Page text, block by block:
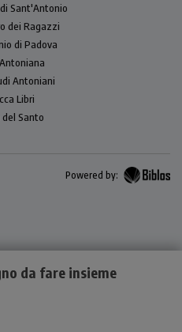
da fare insieme
Sant'Antonio
dei Ragazzi
di Padova
Antoniani
Libri
Santo
Powered by: